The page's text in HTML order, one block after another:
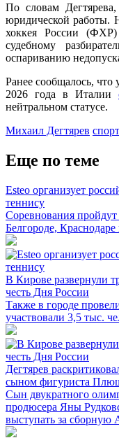
По словам
юридической работы.
хоккея России
судебному
оспариванию
Ранее сообщалось,
2026 года в Италии
нейтральном статусе.
Михаил Дегтярев спорт
Еще по теме
Esteo организует
теннису
Соревнования
Белгороде,
В Кирове развернули
честь Дня России
Также в городе
участвовали 3,5 тыс.
Дегтярев
сыном фигуриста
Сын двукратного
продюсера Яны
выступать за сборную